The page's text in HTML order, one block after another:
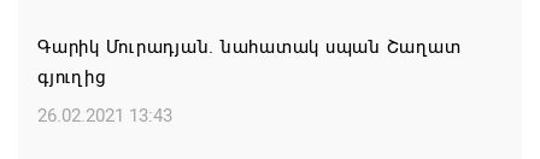
Եկեղեցու հեղինակության և նրա հոգևոր
առաքելության դեմ ուղղված ՀՀ
Գարիկ Մուրադյան. նահատակ սպան Շաղատ
գյուղից
26.02.2021 13:43